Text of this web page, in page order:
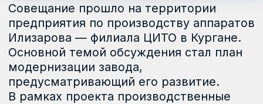
травматологов-ортопедов. Пациенты
протезно-реабилитационного центра,
включая участников СВО, смогут
получать комплексное протезирование
и проходить необходимую
реабилитацию для восстановления
двигательной активности. Проект
модернизации представил генеральный
директор ЦИТО Виктор Спектор.